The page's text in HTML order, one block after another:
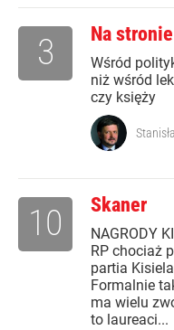
Na
Wśród
niż wśród
czy księży
3
Skaner
NAGRODY
RP chociaż
partia
Formalnie
ma wielu
to laureaci...
10